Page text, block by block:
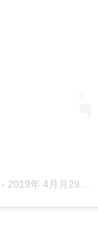
- 2019年 4月月29日午後1時43分PDT